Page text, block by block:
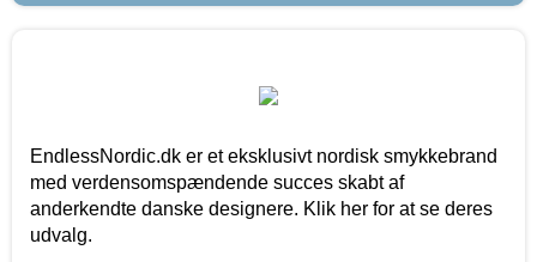
EndlessNordic.dk er et eksklusivt nordisk smykkebrand
med verdensomspændende succes skabt af
anderkendte danske designere. Klik her for at se deres
udvalg.